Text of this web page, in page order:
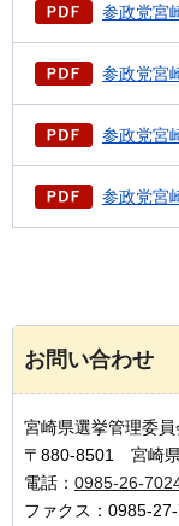
参政党宮
参政党宮
参政党宮
参政党宮
お問い合わせ
宮崎県選挙管理
〒880-8501 宮崎
電話： 0985-26-
ファクス：0985-